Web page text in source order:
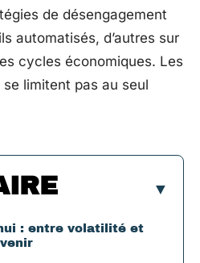
de désengagement
automatisés, d’autres sur
cycles économiques. Les
limitent pas au seul
: entre volatilité et